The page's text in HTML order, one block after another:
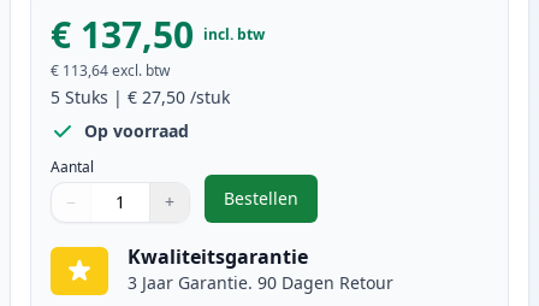
€ 137,50 incl. btw
€ 113,64excl. btw
5 Stuks | € 27,50 /stuk
Op voorraad
Aantal
Gebruik de knoppen om aan te passen
− +
1
Bestellen
,5 stuks Canon EP-27 toner zwart
Kwaliteitsgarantie
3 Jaar Garantie. 90 Dagen Retour